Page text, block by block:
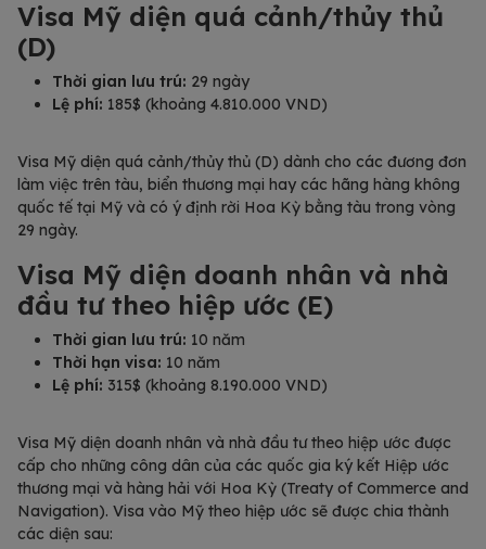
Visa Mỹ diện quá cảnh/thủy thủ
(D)
Thời gian lưu trú: 29 ngày
Lệ phí: 185$ (khoảng 4.810.000 VND)
Visa Mỹ diện quá cảnh/thủy thủ (D) dành cho các đương đơn
làm việc trên tàu, biển thương mại hay các hãng hàng không
quốc tế tại Mỹ và có ý định rời Hoa Kỳ bằng tàu trong vòng
29 ngày.
Visa Mỹ diện doanh nhân và nhà
đầu tư theo hiệp ước (E)
Thời gian lưu trú: 10 năm
Thời hạn visa: 10 năm
Lệ phí: 315$ (khoảng 8.190.000 VND)
Visa Mỹ diện doanh nhân và nhà đầu tư theo hiệp ước được
cấp cho những công dân của các quốc gia ký kết Hiệp ước
thương mại và hàng hải với Hoa Kỳ (Treaty of Commerce and
Navigation). Visa vào Mỹ theo hiệp ước sẽ được chia thành
các diện sau: